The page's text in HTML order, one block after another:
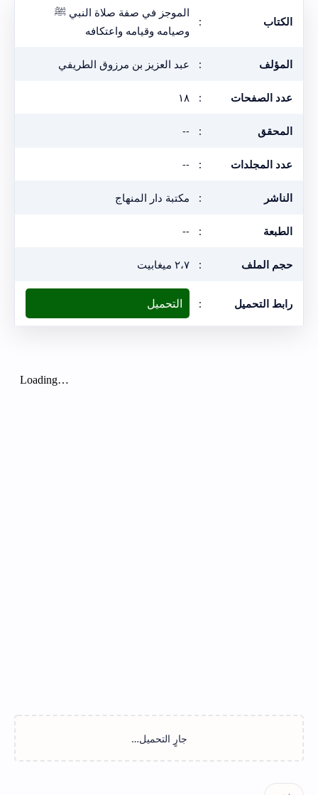
الكتاب :
الموجز في صفة صلاة النبي ﷺ
وصيامه وقيامه واعتكافه
المؤلف : عبد العزيز بن مرزوق الطريفي
عدد الصفحات : ١٨
المحقق :
--
عدد المجلدات :
--
الناشر : مكتبة دار المنهاج
الطبعة :
--
حجم الملف : ٢،٧ ميغابيت
رابط التحميل : التحميل